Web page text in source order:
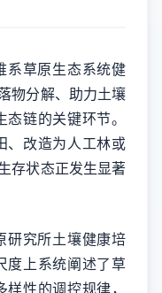
草原生态系统健
物分解、助力土壤
链的关键环节。
、改造为人工林或
存状态正发生显著
究所土壤健康培
度上系统阐述了草
性的调控规律，